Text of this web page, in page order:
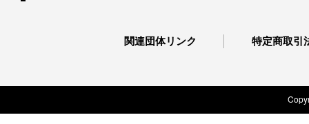
関連団体リンク 特定商取引